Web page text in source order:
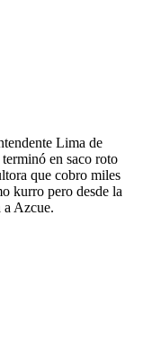
Lima de
en saco roto
que cobro miles
kurro pero desde la
a Azcue.